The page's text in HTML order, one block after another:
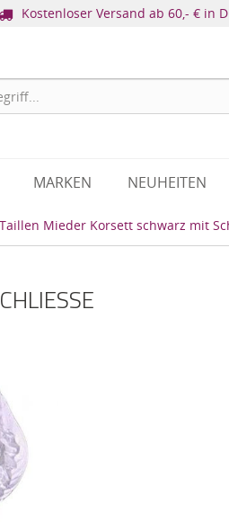
Kostenloser Versand ab 60,- € in
MARKEN NEUHEITEN
Taillen Mieder Korsett schwarz mit